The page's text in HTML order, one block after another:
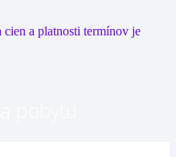
a platnosti termínov je